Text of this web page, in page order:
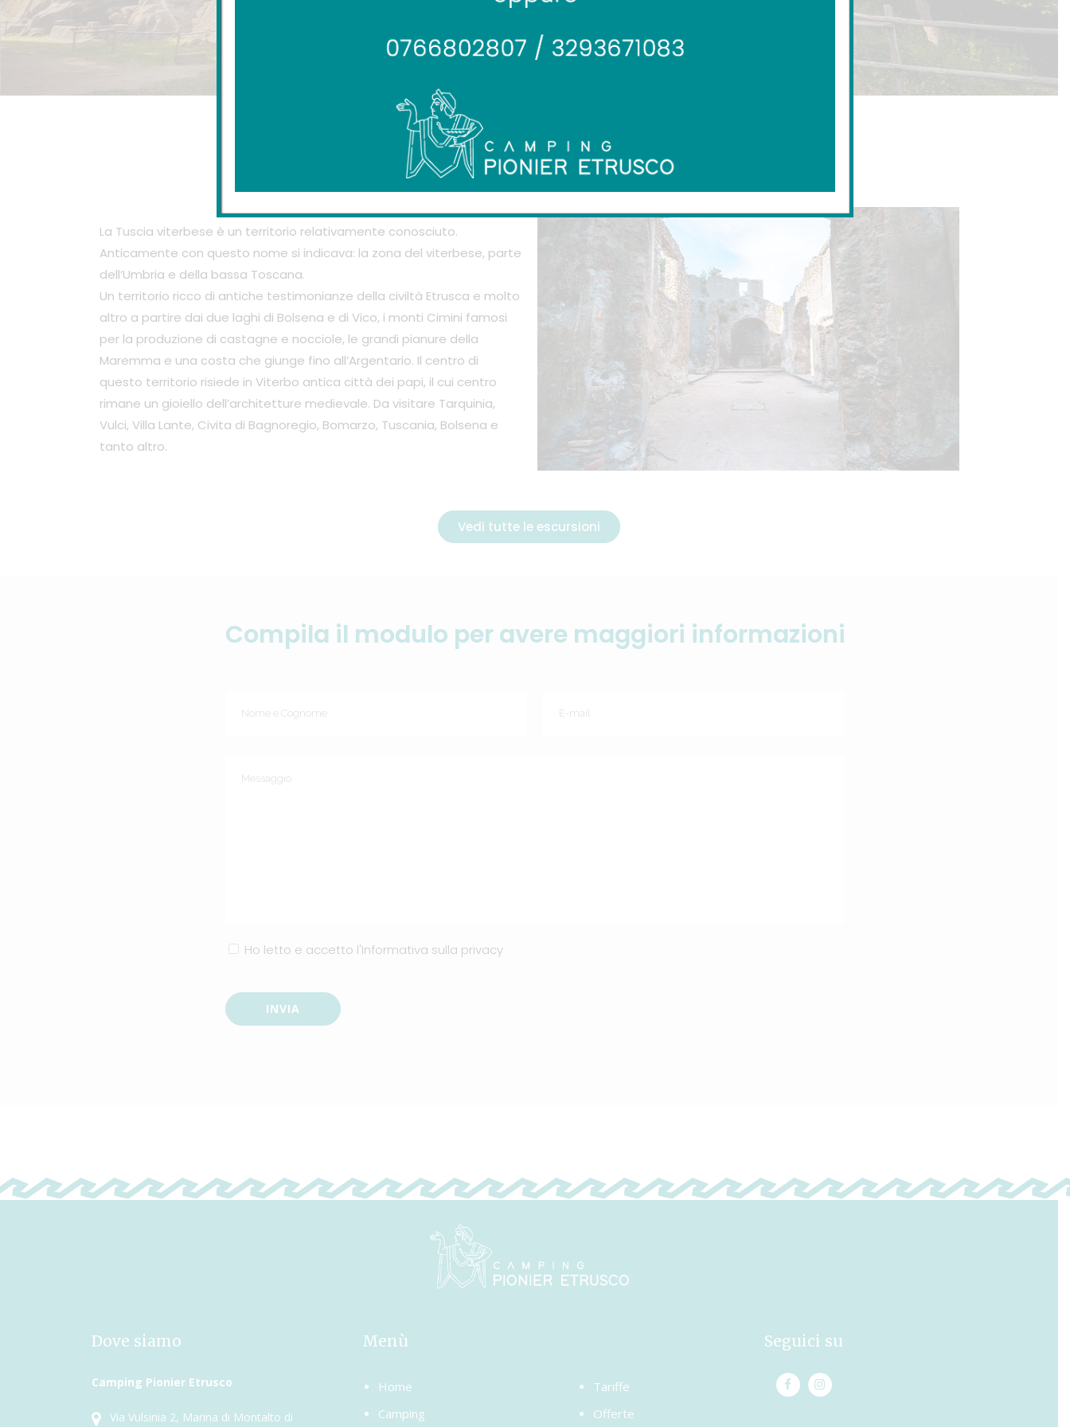
Un territorio già colonizzato dagli Etruschi
La Tuscia viterbese è un territorio relativamente conosciuto.
Anticamente con questo nome si indicava: la zona del viterbese, parte
dell’Umbria e della bassa Toscana.
Un territorio ricco di antiche testimonianze della civiltà Etrusca e molto
altro a partire dai due laghi di Bolsena e di Vico, i monti Cimini famosi
per la produzione di castagne e nocciole, le grandi pianure della
Maremma e una costa che giunge fino all’Argentario. Il centro di
questo territorio risiede in Viterbo antica città dei papi, il cui centro
rimane un gioiello dell’architetture medievale. Da visitare Tarquinia,
Vulci, Villa Lante, Civita di Bagnoregio, Bomarzo, Tuscania, Bolsena e
tanto altro.
Vedi tutte le escursioni
Compila il modulo per avere maggiori informazioni
Ho letto e accetto l'Informativa sulla privacy
Dove siamo
Camping Pionier Etrusco
Via Vulsinia 2, Marina di Montalto di
Menù
Home
Camping
Tariffe
Offerte
Seguici su